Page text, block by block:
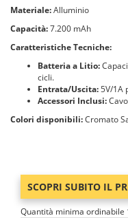
Materiale:Alluminio
Capacità:7.200 mAh
Caratteristiche Tecniche:
Batteria a Litio:
cicli.
Entrata/Uscita:5V/1A
Accessori Inclusi:
Colori disponibili:Cromato
SCOPRI SUBITO IL
Quantità minima ordinabile